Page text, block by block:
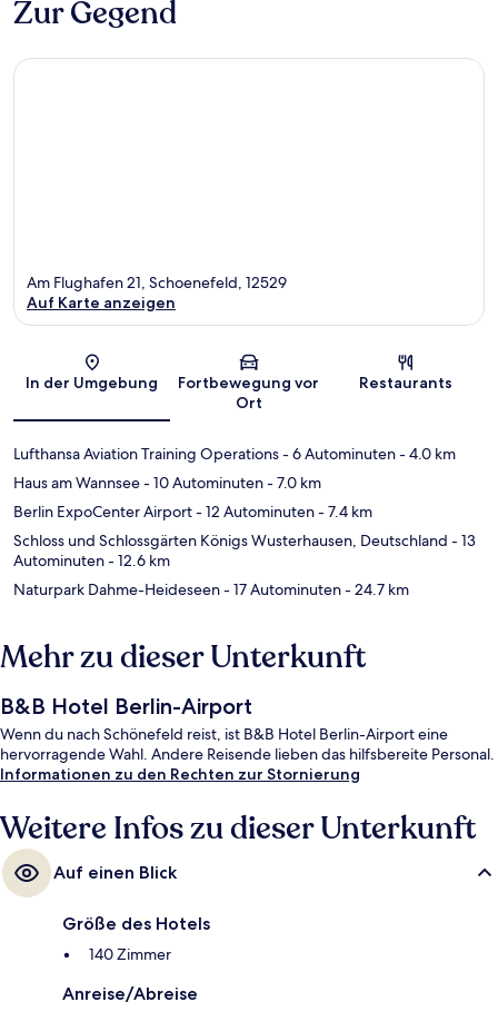
Zur Gegend
Karte
Am Flughafen 21, Schoenefeld, 12529
Auf Karte anzeigen
In der Umgebung
Fortbewegung vor
Ort
Restaurants
Lufthansa Aviation Training Operations- 6 Autominuten- 4.0 km
Haus am Wannsee- 10 Autominuten- 7.0 km
Berlin ExpoCenter Airport- 12 Autominuten- 7.4 km
Schloss und Schlossgärten Königs Wusterhausen, Deutschland - 13
Autominuten- 12.6 km
Naturpark Dahme-Heideseen- 17 Autominuten- 24.7 km
Mehr zu dieser Unterkunft
B&B Hotel Berlin-Airport
Wenn du nach Schönefeld reist, ist B&B Hotel Berlin-Airport eine
hervorragende Wahl. Andere Reisende lieben das hilfsbereite Personal.
Informationen zu den Rechten zur Stornierung
Weitere Infos zu dieser Unterkunft
Auf einen Blick
Größe des Hotels
140 Zimmer
Anreise/Abreise